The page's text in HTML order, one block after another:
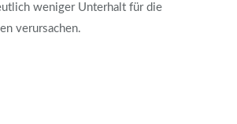
weniger Unterhalt für die
verursachen.